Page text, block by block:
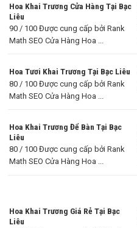
Hoa Khai Trương Cửa Hàng Tại Bạc
Liêu
90 / 100 Được cung cấp bởi Rank
Math SEO Cửa Hàng Hoa ...
Hoa Tươi Khai Trương Tại Bạc Liêu
80 / 100 Được cung cấp bởi Rank
Math SEO Cửa Hàng Hoa ...
Hoa Khai Trương Để Bàn Tại Bạc
Liêu
80 / 100 Được cung cấp bởi Rank
Math SEO Cửa Hàng Hoa ...
Hoa Khai Trương Giá Rẻ Tại Bạc
Liêu